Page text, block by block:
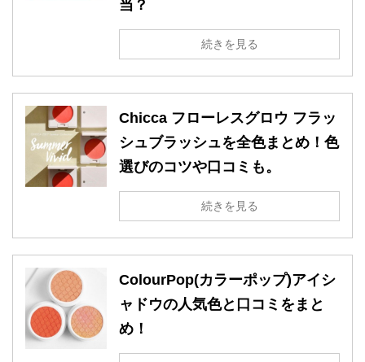
当？
続きを見る
Chicca フローレスグロウ フラッ
シュブラッシュを全色まとめ！色
選びのコツや口コミも。
続きを見る
ColourPop(カラーポップ)アイシ
ャドウの人気色と口コミをまと
め！